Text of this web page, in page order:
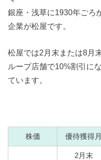
銀座・浅草に1930年ごろ
企業が松屋です。
松屋では2月末または8月
ループ店舗で10%割引に
ています。
株価 優待獲得月
2月末